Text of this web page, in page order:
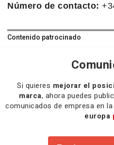
Número de contacto:
Contenido patrocinado
Si quieres mejorar el
marca, ahora puedes
comunicados de empresa en
europa